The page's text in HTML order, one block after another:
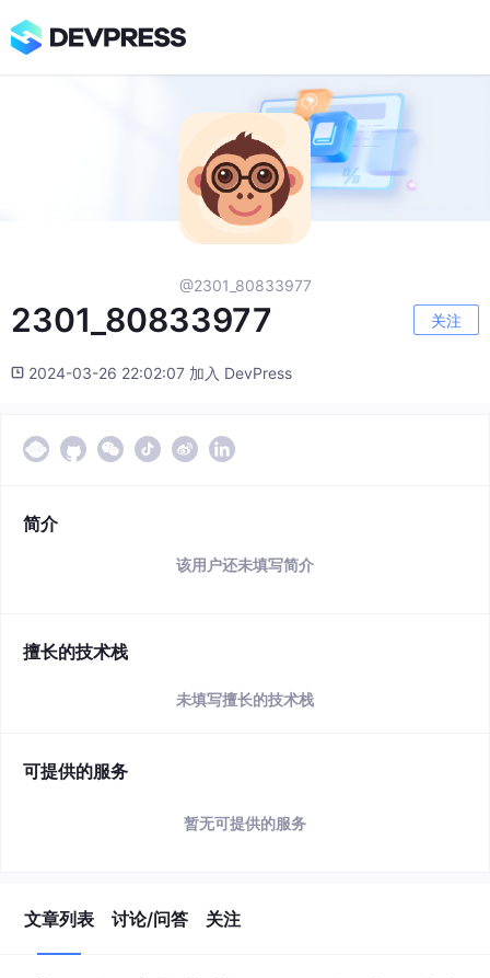
@2301_80833977
2301_80833977 关注
2024-03-26 22:02:07 加入 DevPress
简介
该用户还未填写简介
擅长的技术栈
未填写擅长的技术栈
可提供的服务
暂无可提供的服务
文章列表 讨论/问答 关注